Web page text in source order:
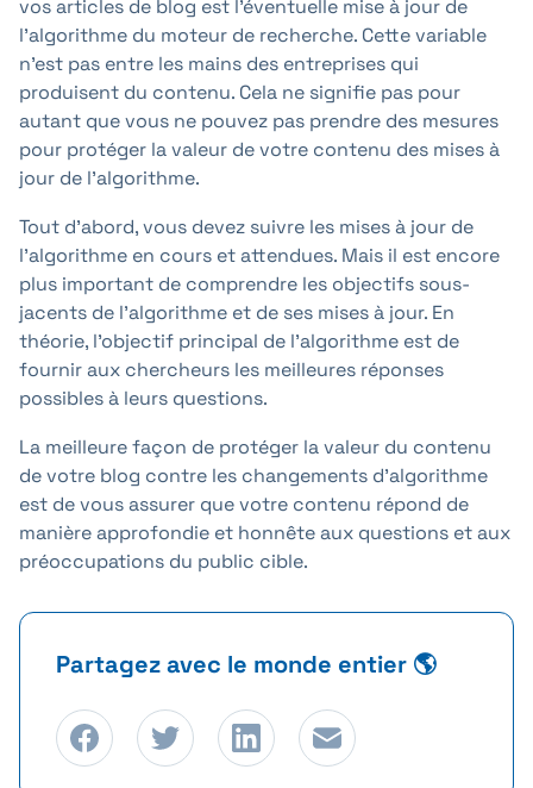
vos articles de blog est l'éventuelle mise à jour de
l'algorithme du moteur de recherche. Cette variable
n'est pas entre les mains des entreprises qui
produisent du contenu. Cela ne signifie pas pour
autant que vous ne pouvez pas prendre des mesures
pour protéger la valeur de votre contenu des mises à
jour de l'algorithme.
Tout d'abord, vous devez suivre les mises à jour de
l'algorithme en cours et attendues. Mais il est encore
plus important de comprendre les objectifs sous-
jacents de l'algorithme et de ses mises à jour. En
théorie, l'objectif principal de l'algorithme est de
fournir aux chercheurs les meilleures réponses
possibles à leurs questions.
La meilleure façon de protéger la valeur du contenu
de votre blog contre les changements d'algorithme
est de vous assurer que votre contenu répond de
manière approfondie et honnête aux questions et aux
préoccupations du public cible.
Partagez avec le monde entier 🌎